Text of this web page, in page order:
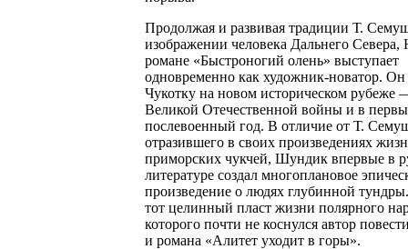
Продолжая и развивая традиции Т.
изображении человека Дальнего
романе «Быстроногий олень» выступает
одновременно как художник-новатор. Он
Чукотку на новом историческом рубеже
Великой Отечественной войны и в
послевоенный год. В отличие от Т.
отразившего в своих произведениях
приморских чукчей, Шундик впервые в
литературе создал многоплановое
произведение о людях глубинной
тот целинный пласт жизни полярного
которого почти не коснулся автор
и романа «Алитет уходит в горы».